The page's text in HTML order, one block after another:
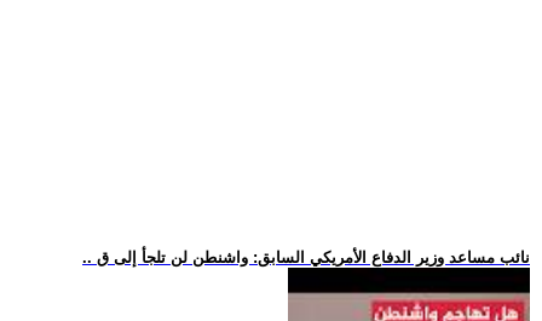
.. نائب مساعد وزير الدفاع الأمريكي السابق: واشنطن لن تلجأ إلى ق